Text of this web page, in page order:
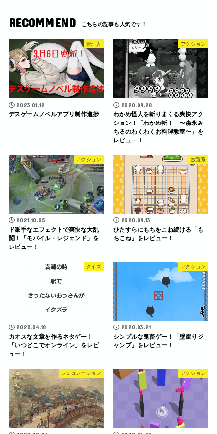
RECOMMEND
管理人
2023.01.12
デスゲームノベルアプリ制作進捗
アクション
2020.09.28
わかめ怪人を斬りまくる爽快アク
ション！「わかめ斬！ 〜森永み
ちるのわくわくお料理教室〜」を
レビュー！
アクション
2021.10.05
ド派手なエフェクトで爽快な大乱
闘！「モバイル・レジェンド」を
レビュー！
放置系
2020.09.13
ひたすらにもちをこね続ける「も
ちこね」をレビュー！
クイズ
2020.04.18
カオスな文章を作るネタゲー！
「いつどこでオンライン」をレビ
ュー！
アクション
2020.03.21
シンプルな鬼畜ゲー！「壁蹴りジ
ャンプ」をレビュー！
シミュレーション アクション